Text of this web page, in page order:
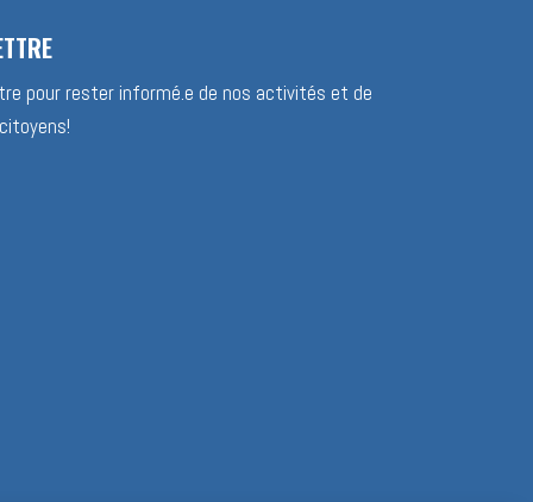
pour rester informé.e de nos activités et de